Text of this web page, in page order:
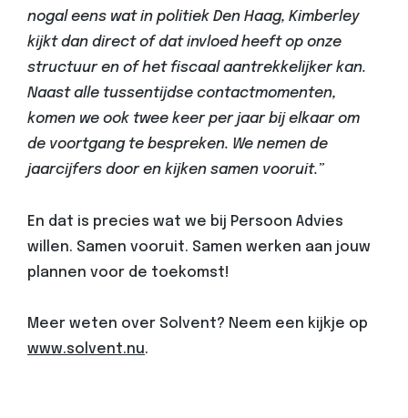
nogal eens wat in politiek Den Haag, Kimberley
kijkt dan direct of dat invloed heeft op onze
structuur en of het fiscaal aantrekkelijker kan.
Naast alle tussentijdse contactmomenten,
komen we ook twee keer per jaar bij elkaar om
de voortgang te bespreken. We nemen de
jaarcijfers door en kijken samen vooruit.”
En dat is precies wat we bij Persoon Advies
willen. Samen vooruit. Samen werken aan jouw
plannen voor de toekomst!
Meer weten over Solvent? Neem een kijkje op
www.solvent.nu.